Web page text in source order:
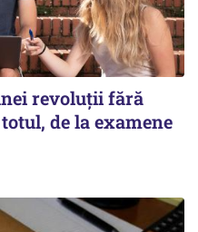
revoluții fără
de la examene